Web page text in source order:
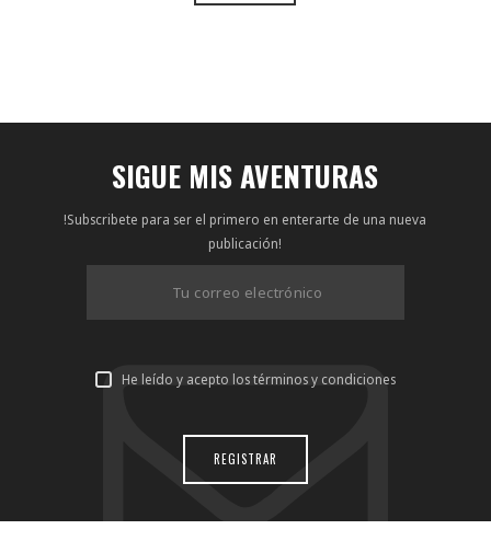
SIGUE MIS AVENTURAS
!Subscribete para ser el primero en enterarte de una nueva
publicación!
He leído y acepto los términos y condiciones